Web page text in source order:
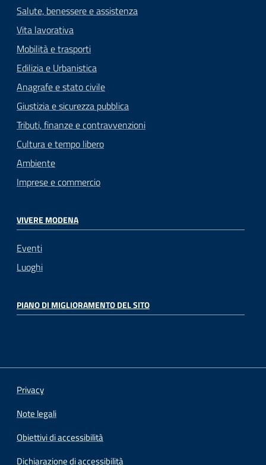
Salute, benessere e assistenza
Vita lavorativa
Mobilità e trasporti
Edilizia e Urbanistica
Anagrafe e stato civile
Giustizia e sicurezza pubblica
Tributi, finanze e contravvenzioni
Cultura e tempo libero
Ambiente
Imprese e commercio
VIVERE MODENA
Eventi
Luoghi
PIANO DI MIGLIORAMENTO DEL SITO
Privacy
Note legali
Obiettivi di accessibilità
Dichiarazione di accessibilità